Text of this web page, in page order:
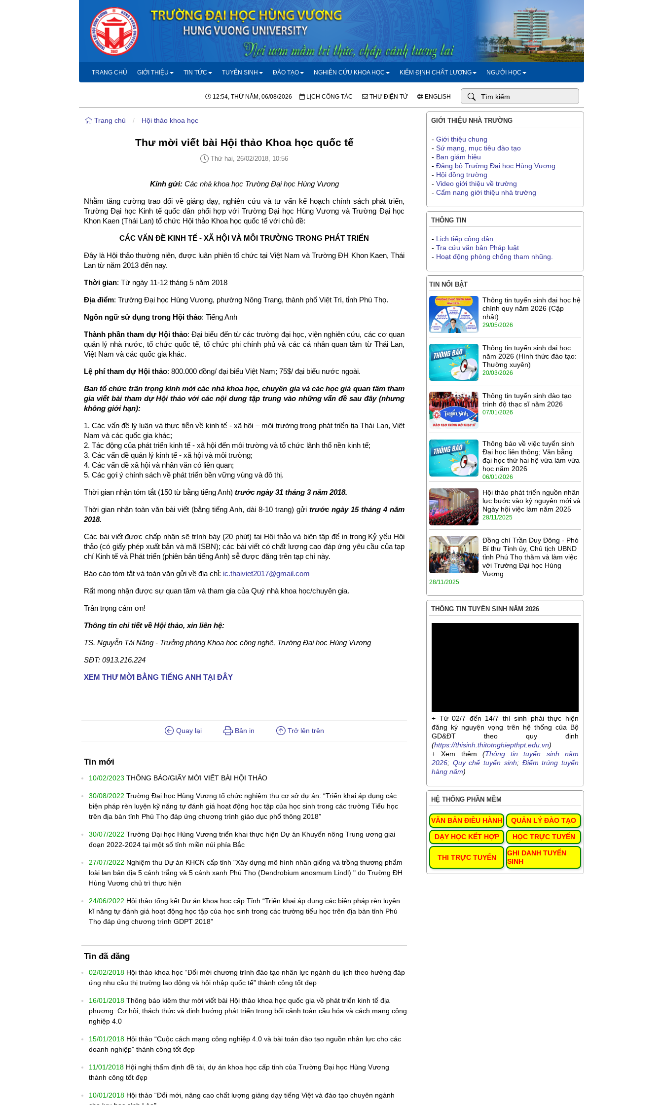
TRANG CHỦ GIỚI THIỆU TIN TỨC TUYỂN SINH ĐÀO TẠO NGHIÊN CỨU KHOA HỌC KIỂM ĐỊNH CHẤT LƯỢNG NGƯỜI HỌC
12:54, THỨ NĂM, 06/08/2026 LỊCH CÔNG TÁC THƯ ĐIỆN TỬ ENGLISH
Trang chủ / Hội thảo khoa học
Thư mời viết bài Hội thảo Khoa học quốc tế
Thứ hai, 26/02/2018, 10:56
Kính gửi: Các nhà khoa học Trường Đại học Hùng Vương
Nhằm tăng cường trao đổi về giảng dạy, nghiên cứu và tư vấn kế hoạch chính sách phát triển,
Trường Đại học Kinh tế quốc dân phối hợp với Trường Đại học Hùng Vương và Trường Đại học
Khon Kaen (Thái Lan) tổ chức Hội thảo Khoa học quốc tế với chủ đề:
CÁC VẤN ĐỀ KINH TẾ - XÃ HỘI VÀ MÔI TRƯỜNG TRONG PHÁT TRIỂN
Đây là Hội thảo thường niên, được luân phiên tổ chức tại Việt Nam và Trường ĐH Khon Kaen, Thái
Lan từ năm 2013 đến nay.
Thời gian: Từ ngày 11-12 tháng 5 năm 2018
Địa điểm: Trường Đại học Hùng Vương, phường Nông Trang, thành phố Việt Trì, tỉnh Phú Thọ.
Ngôn ngữ sử dụng trong Hội thảo: Tiếng Anh
Thành phần tham dự Hội thảo: Đại biểu đến từ các trường đại học, viện nghiên cứu, các cơ quan
quản lý nhà nước, tổ chức quốc tế, tổ chức phi chính phủ và các cá nhân quan tâm từ Thái Lan,
Việt Nam và các quốc gia khác.
Lệ phí tham dự Hội thảo: 800.000 đồng/ đại biểu Việt Nam; 75$/ đại biểu nước ngoài.
Ban tổ chức trân trọng kính mời các nhà khoa học, chuyên gia và các học giả quan tâm tham
gia viết bài tham dự Hội thảo với các nội dung tập trung vào những vấn đề sau đây (nhưng
không giới hạn):
1. Các vấn đề lý luận và thực tiễn về kinh tế - xã hội – môi trường trong phát triển tịa Thái Lan, Việt
Nam và các quốc gia khác;
2. Tác động của phát triển kinh tế - xã hội đến môi trường và tổ chức lãnh thổ nền kinh tế;
3. Các vấn đề quản lý kinh tế - xã hội và môi trường;
4. Các vấn đề xã hội và nhân văn có liên quan;
5. Các gợi ý chính sách về phát triển bền vững vùng và đô thị.
Thời gian nhận tóm tắt (150 từ bằng tiếng Anh) trước ngày 31 tháng 3 năm 2018.
Thời gian nhận toàn văn bài viết (bằng tiếng Anh, dài 8-10 trang) gửi trước ngày 15 tháng 4 năm
2018.
Các bài viết được chấp nhận sẽ trình bày (20 phút) tại Hội thảo và biên tập để in trong Kỷ yếu Hội
thảo (có giấy phép xuất bản và mã ISBN); các bài viết có chất lượng cao đáp ứng yêu cầu của tạp
chí Kinh tế và Phát triển (phiên bản tiếng Anh) sễ được đăng trên tạp chí này.
Báo cáo tóm tắt và toàn văn gửi về địa chỉ: ic.thaiviet2017@gmail.com
Rất mong nhận được sự quan tâm và tham gia của Quý nhà khoa học/chuyên gia.
Trân trọng cám ơn!
Thông tin chi tiết về Hội thảo, xin liên hệ:
TS. Nguyễn Tài Năng - Trưởng phòng Khoa học công nghệ, Trường Đại học Hùng Vương
SĐT: 0913.216.224
XEM THƯ MỜI BẰNG TIẾNG ANH TẠI ĐÂY
Quay lại Bản in Trở lên trên
Tin mới
10/02/2023 THÔNG BÁO/GIẤY MỜI VIẾT BÀI HỘI THẢO
30/08/2022 Trường Đại học Hùng Vương tổ chức nghiệm thu cơ sở dự án: “Triển khai áp dụng các
biện pháp rèn luyện kỹ năng tự đánh giá hoạt động học tập của học sinh trong các trường Tiểu học
trên địa bàn tỉnh Phú Thọ đáp ứng chương trình giáo dục phổ thông 2018”
30/07/2022 Trường Đại học Hùng Vương triển khai thực hiện Dự án Khuyến nông Trung ương giai
đoạn 2022-2024 tại một số tỉnh miền núi phía Bắc
27/07/2022 Nghiệm thu Dự án KHCN cấp tỉnh "Xây dựng mô hình nhân giống và trồng thương phẩm
loài lan bản địa 5 cánh trắng và 5 cánh xanh Phú Thọ (Dendrobium anosmum Lindl) " do Trường ĐH
Hùng Vương chủ trì thực hiện
24/06/2022 Hội thảo tổng kết Dự án khoa học cấp Tỉnh “Triển khai áp dụng các biện pháp rèn luyện
kĩ năng tự đánh giá hoạt động học tập của học sinh trong các trường tiểu học trên địa bàn tỉnh Phú
Thọ đáp ứng chương trình GDPT 2018”
Tin đã đăng
02/02/2018 Hội thảo khoa học “Đổi mới chương trình đào tạo nhân lực ngành du lịch theo hướng đáp
ứng nhu cầu thị trường lao động và hội nhập quốc tế” thành công tốt đẹp
16/01/2018 Thông báo kiêm thư mời viết bài Hội thảo khoa học quốc gia về phát triển kinh tế địa
phương: Cơ hội, thách thức và định hướng phát triển trong bối cảnh toàn cầu hóa và cách mạng công
nghiệp 4.0
15/01/2018 Hội thảo “Cuộc cách mạng công nghiệp 4.0 và bài toán đào tạo nguồn nhân lực cho các
doanh nghiệp” thành công tốt đẹp
11/01/2018 Hội nghị thẩm định đề tài, dự án khoa học cấp tỉnh của Trường Đại học Hùng Vương
thành công tốt đẹp
10/01/2018 Hội thảo “Đổi mới, nâng cao chất lượng giảng dạy tiếng Việt và đào tạo chuyên ngành
GIỚI THIỆU NHÀ TRƯỜNG
- Giới thiệu chung
- Sứ mạng, mục tiêu đào tạo
- Ban giám hiệu
- Đảng bộ Trường Đại học Hùng Vương
- Hội đồng trường
- Video giới thiệu về trường
- Cẩm nang giới thiệu nhà trường
THÔNG TIN
- Lịch tiếp công dân
- Tra cứu văn bản Pháp luật
- Hoạt động phòng chống tham nhũng.
TIN NỔI BẬT
Thông tin tuyển sinh đại học hệ
chính quy năm 2026 (Cập
nhật)
29/05/2026
Thông tin tuyển sinh đại học
năm 2026 (Hình thức đào tạo:
Thường xuyên)
20/03/2026
Thông tin tuyển sinh đào tạo
trình độ thạc sĩ năm 2026
07/01/2026
Thông báo về việc tuyển sinh
Đại học liên thông; Văn bằng
đại học thứ hai hệ vừa làm vừa
học năm 2026
06/01/2026
Hội thảo phát triển nguồn nhân
lực bước vào kỷ nguyên mới và
Ngày hội việc làm năm 2025
28/11/2025
Đồng chí Trần Duy Đông - Phó
Bí thư Tỉnh ủy, Chủ tịch UBND
tỉnh Phú Thọ thăm và làm việc
với Trường Đại học Hùng
Vương
28/11/2025
THÔNG TIN TUYỂN SINH NĂM 2026
+ Từ 02/7 đến 14/7 thí sinh phải thực hiện
đăng ký nguyện vọng trên hệ thống của Bộ
GD&ĐT theo quy định
(https://thisinh.thitotnghiepthpt.edu.vn)
+ Xem thêm (Thông tin tuyển sinh năm
2026; Quy chế tuyển sinh; Điểm trúng tuyển
hàng năm)
HỆ THỐNG PHẦN MỀM
VĂN BẢN ĐIỀU HÀNH QUẢN LÝ ĐÀO TẠO
DẠY HỌC KẾT HỢP HỌC TRỰC TUYẾN
THI TRỰC TUYẾN
GHI DANH TUYỂN
SINH